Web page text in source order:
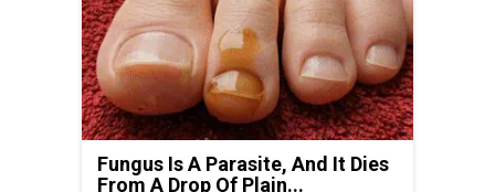
Fungus Is A Parasite, And It Dies
From A Drop Of Plain...